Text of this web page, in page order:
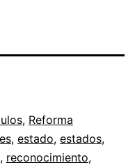
, Reforma
, estado, estados,
, reconocimiento,